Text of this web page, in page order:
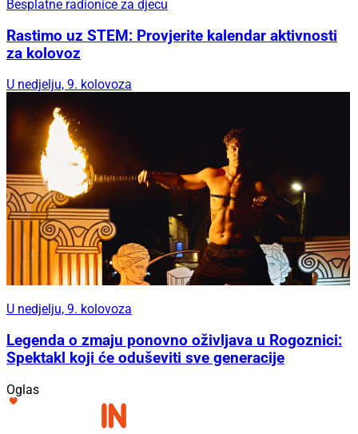
Besplatne radionice za djecu
Rastimo uz STEM: Provjerite kalendar aktivnosti
za kolovoz
U nedjelju, 9. kolovoza
U nedjelju, 9. kolovoza
Legenda o zmaju ponovno oživljava u Rogoznici:
Spektakl koji će oduševiti sve generacije
Oglas